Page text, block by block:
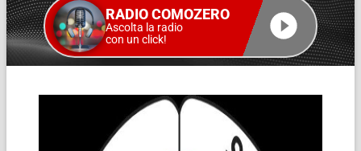
RADIO COMOZERO
Ascolta la radio
con un click!